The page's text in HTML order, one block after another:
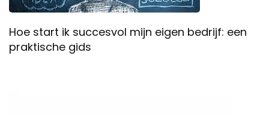
Hoe start ik succesvol mijn eigen bedrijf: een
praktische gids